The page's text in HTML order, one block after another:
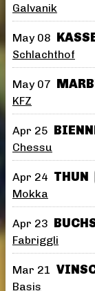
Galvanik
May 08
Schlachthof
May 07
KFZ
Apr 25
Chessu
Apr 24 THUN
Mokka
Apr 23
Fabriggli
Mar 21
Basis